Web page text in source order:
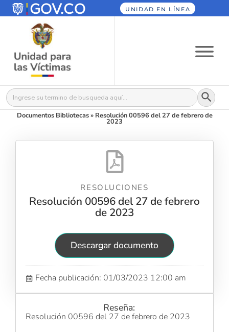
UNIDAD EN LÍNEA
Buscar: Botón
Documentos Bibliotecas» Resolución 00596 del 27 de febrero de
2023
RESOLUCIONES
Resolución 00596 del 27 de febrero
de 2023
Descargar documento
Fecha publicación: 01/03/2023 12:00 am
Reseña:
Resolución 00596 del 27 de febrero de 2023